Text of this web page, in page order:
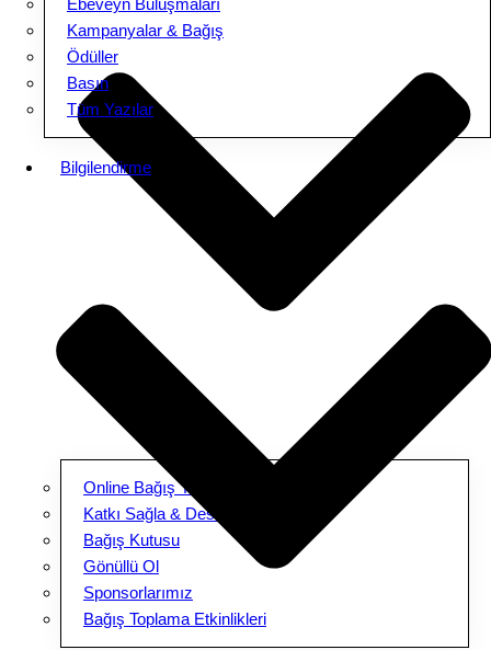
Online Bağış Yap
Katkı Sağla & Destek Ol
Bağış Kutusu
Gönüllü Ol
Sponsorlarımız
Bağış Toplama Etkinlikleri
Kampanyalar & Bağış
Ödüller
Basın
Tüm Yazılar
Bilgilendirme